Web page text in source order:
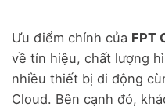
Ưu điểm chính của FPT
về tín hiệu, chất lượng
nhiều thiết bị di động
Cloud. Bên cạnh đó,